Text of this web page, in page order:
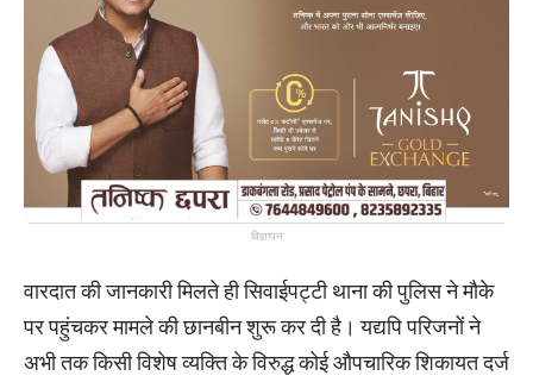
विज्ञापन
वारदात की जानकारी मिलते ही सिवाईपट्टी थाना की पुलिस ने मौके
पर पहुंचकर मामले की छानबीन शुरू कर दी है। यद्यपि परिजनों ने
अभी तक किसी विशेष व्यक्ति के विरुद्ध कोई औपचारिक शिकायत दर्ज